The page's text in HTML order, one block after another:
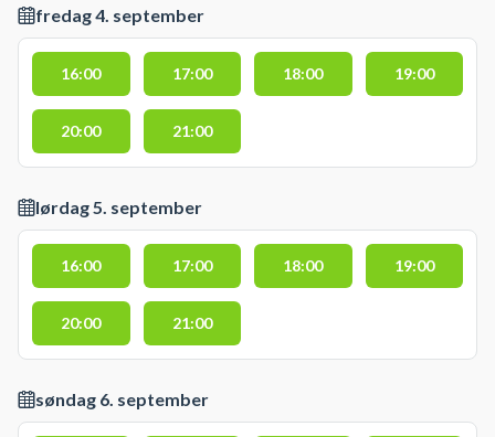
fredag 4. september
16:00 17:00 18:00 19:00
20:00 21:00
lørdag 5. september
16:00 17:00 18:00 19:00
20:00 21:00
søndag 6. september